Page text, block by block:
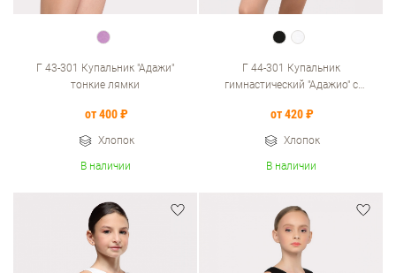
Г 43-301 Купальник "Адажи"
тонкие лямки
от 400 ₽
Хлопок
В наличии
Г 44-301 Купальник
гимнастический "Адажио" с
от 420 ₽
Хлопок
В наличии